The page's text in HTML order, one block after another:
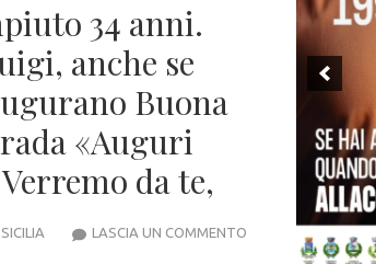
34 anni.
anche se
Buona
«Auguri
da te,
LASCIA UN COMMENTOSABATO
SICILIA